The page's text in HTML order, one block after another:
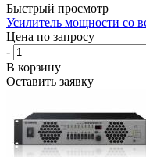
Быстрый просмотр
Усилитель мощности со
Цена по запросу
-
В корзину
Оставить заявку